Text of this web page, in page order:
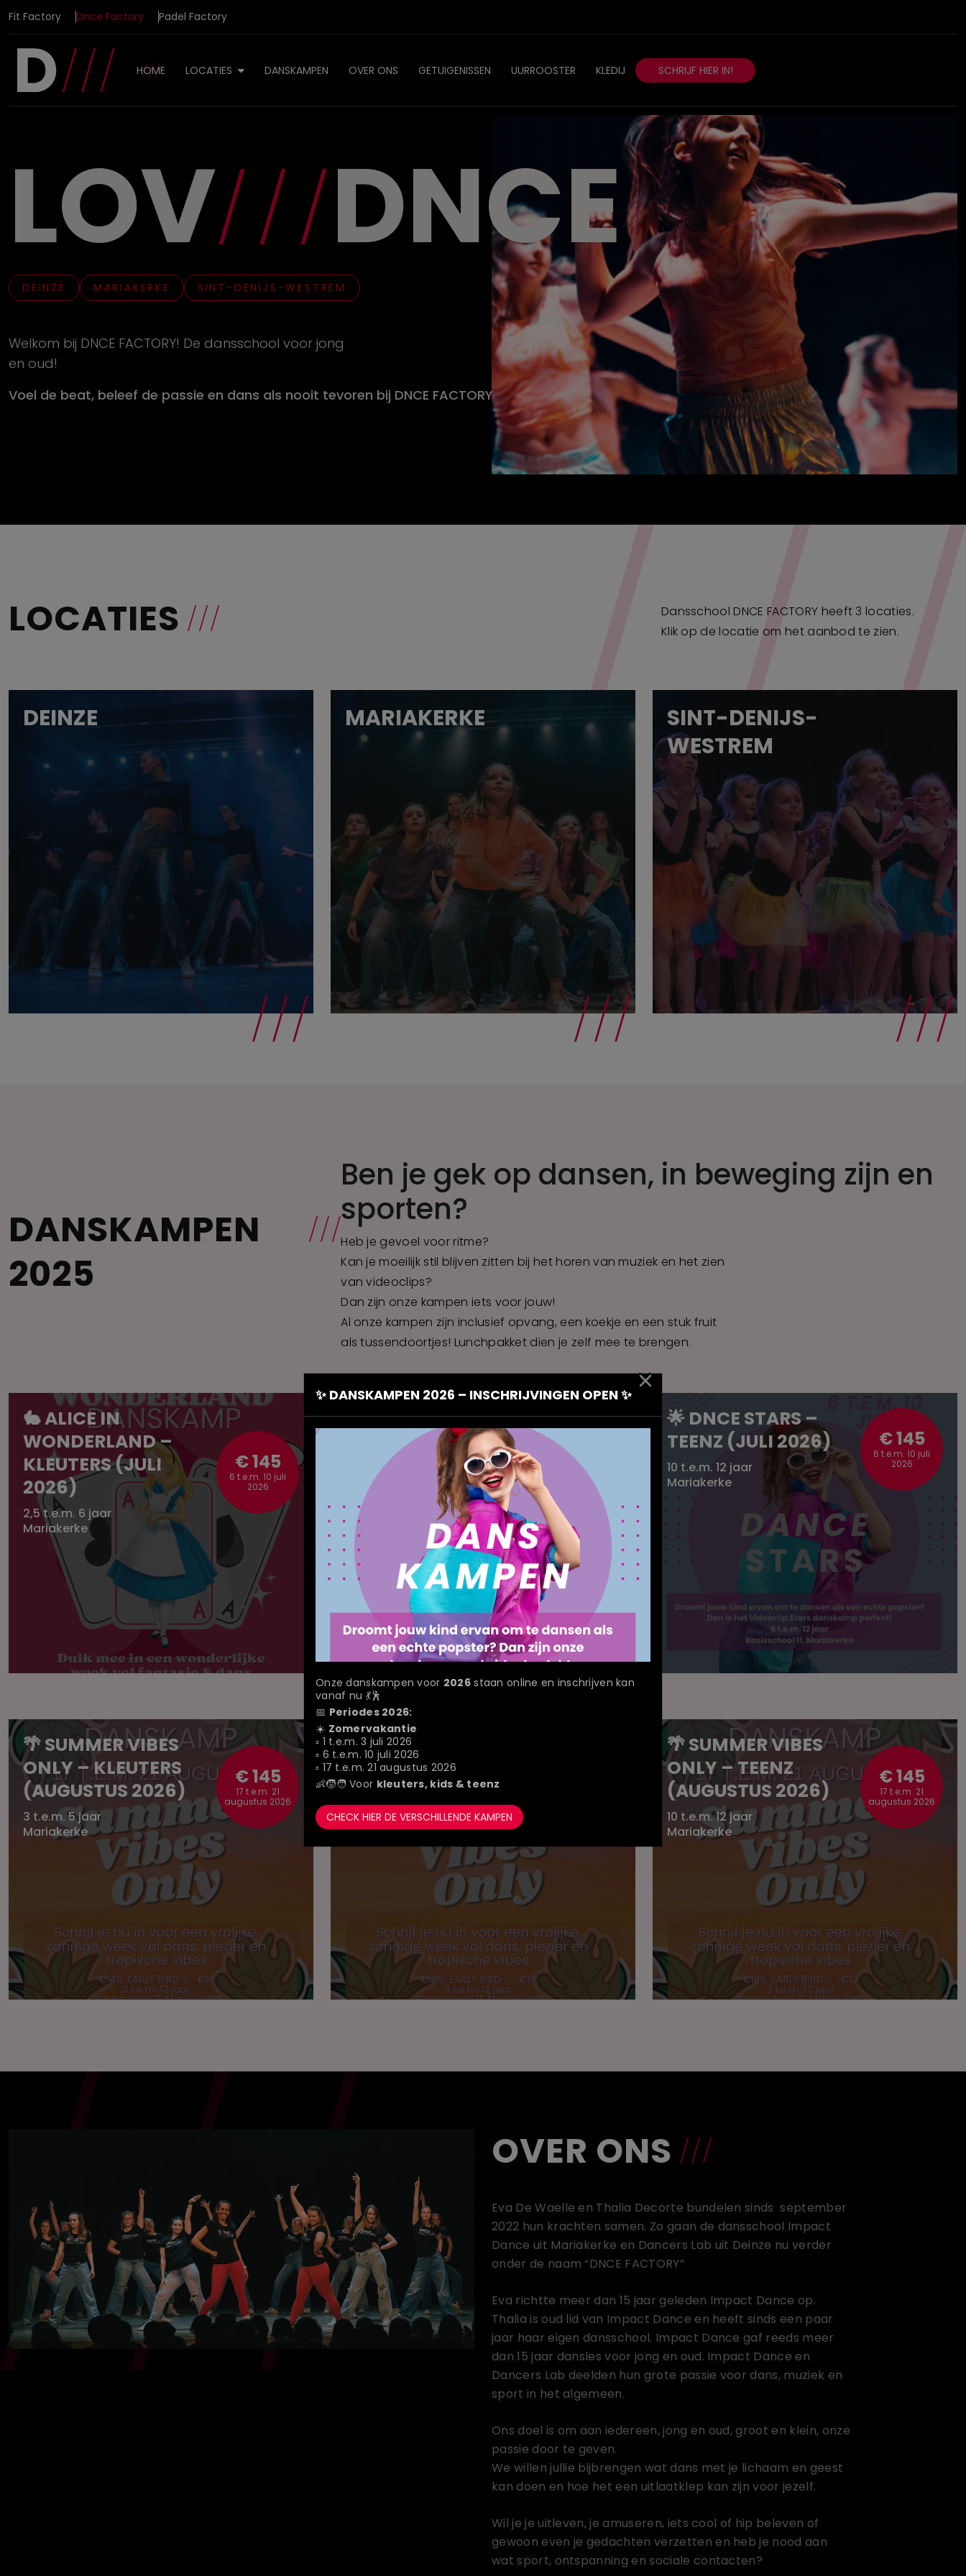
Fit Factory Dnce Factory Padel Factory
HOME LOCATIES DANSKAMPEN OVER ONS GETUIGENISSEN UURROOSTER KLEDIJ SCHRIJF HIER IN!
LOV DNCE
DEINZE MARIAKERKE SINT-DENIJS-WESTREM
Welkom bij DNCE FACTORY! De dansschool voor jong
en oud!
Voel de beat, beleef de passie en dans als nooit tevoren bij DNCE FACTORY
LOCATIES
Dansschool DNCE FACTORY heeft 3 locaties.
Klik op de locatie om het aanbod te zien.
DEINZE MARIAKERKE
SINT-DENIJS-
WESTREM
DANSKAMPEN
2025
Ben je gek op dansen, in beweging zijn en
sporten?
Heb je gevoel voor ritme?
Kan je moeilijk stil blijven zitten bij het horen van muziek en het zien
van videoclips?
Dan zijn onze kampen iets voor jouw!
Al onze kampen zijn inclusief opvang, een koekje en een stuk fruit
als tussendoortjes! Lunchpakket dien je zelf mee te brengen.
🐇 ALICE IN
WONDERLAND –
KLEUTERS (JULI
2026)
2,5 t.e.m. 6 jaar
Mariakerke
€ 145
6 t.e.m. 10 juli
2026
🌟 DNCE STARS –
KIDS (JULI 2026)
6 t.e.m. 9 jaar
Mariakerke
€ 145
6 t.e.m. 10 juli
2026
🌟 DNCE STARS –
TEENZ (JULI 2026)
10 t.e.m. 12 jaar
Mariakerke
€ 145
6 t.e.m. 10 juli
2026
🌴 SUMMER VIBES
ONLY – KLEUTERS
(AUGUSTUS 2026)
3 t.e.m. 5 jaar
Mariakerke
€ 145
17 t.e.m. 21
augustus 2026
🌴 SUMMER VIBES
ONLY – KIDS
(AUGUSTUS 2026)
6 t.e.m. 9 jaar
Mariakerke
🌴 SUMMER VIBES
ONLY – TEENZ
(AUGUSTUS 2026)
10 t.e.m. 12 jaar
Mariakerke
€ 145
17 t.e.m. 21
augustus 2026
OVER ONS
Eva De Waelle en Thalia Decorte bundelen sinds september
2022 hun krachten samen. Zo gaan de dansschool Impact
Dance uit Mariakerke en Dancers Lab uit Deinze nu verder
onder de naam “DNCE FACTORY”
Eva richtte meer dan 15 jaar geleden Impact Dance op.
Thalia is oud lid van Impact Dance en heeft sinds een paar
jaar haar eigen dansschool. Impact Dance gaf reeds meer
dan 15 jaar dansles voor jong en oud. Impact Dance en
Dancers Lab deelden hun grote passie voor dans, muziek en
sport in het algemeen.
Ons doel is om aan iedereen, jong en oud, groot en klein, onze
passie door te geven.
We willen jullie bijbrengen wat dans met je lichaam en geest
kan doen en hoe het een uitlaatklep kan zijn voor jezelf.
Wil je je uitleven, je amuseren, iets cool of hip beleven of
gewoon even je gedachten verzetten en heb je nood aan
wat sport, ontspanning en sociale contacten?
✨ DANSKAMPEN 2026 – INSCHRIJVINGEN OPEN ✨
Onze danskampen voor 2026 staan online en inschrijven kan
vanaf nu 💃🕺
📅 Periodes 2026:
☀️ Zomervakantie
▫️ 1 t.e.m. 3 juli 2026
▫️ 6 t.e.m. 10 juli 2026
▫️ 17 t.e.m. 21 augustus 2026
👶🧒🧑 Voor kleuters, kids & teenz
CHECK HIER DE VERSCHILLENDE KAMPEN